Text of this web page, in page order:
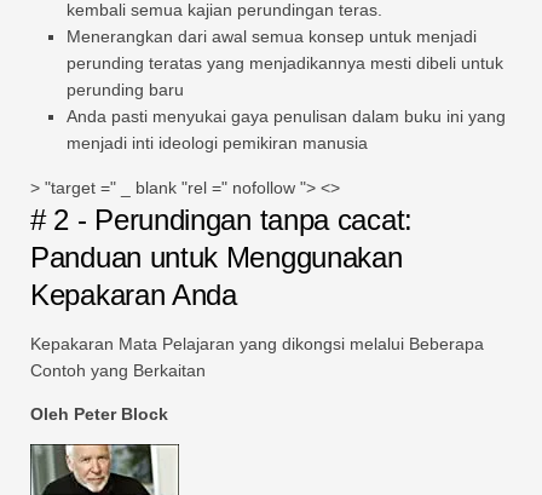
kembali semua kajian perundingan teras.
Menerangkan dari awal semua konsep untuk menjadi
perunding teratas yang menjadikannya mesti dibeli untuk
perunding baru
Anda pasti menyukai gaya penulisan dalam buku ini yang
menjadi inti ideologi pemikiran manusia
> "target =" _ blank "rel =" nofollow "> <>
# 2 - Perundingan tanpa cacat:
Panduan untuk Menggunakan
Kepakaran Anda
Kepakaran Mata Pelajaran yang dikongsi melalui Beberapa
Contoh yang Berkaitan
Oleh Peter Block